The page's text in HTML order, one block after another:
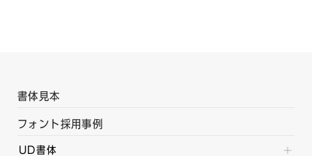
書体見本
フォント採用事例
UD書体